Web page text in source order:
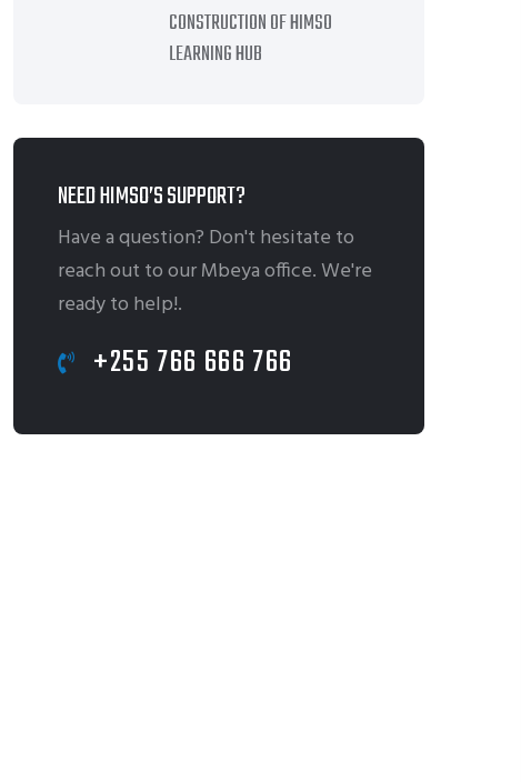
CONSTRUCTION OF HIMSO
LEARNING HUB
NEED HIMSO’S SUPPORT?
Have a question? Don't hesitate to
reach out to our Mbeya office. We're
ready to help!.
+255 766 666 766